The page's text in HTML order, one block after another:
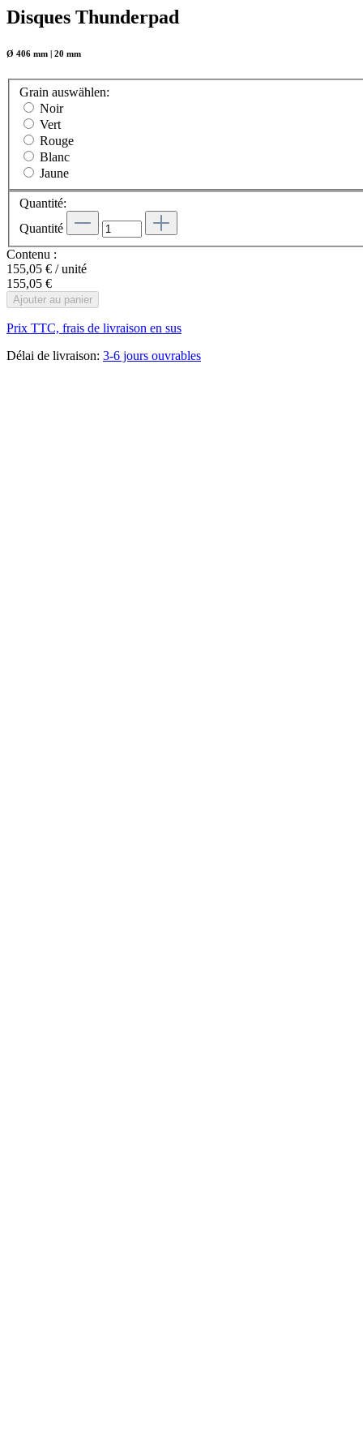
Disques Thunderpad
Ø 406 mm | 20 mm
Grain auswählen:
Noir
Vert
Rouge
Blanc
Jaune
Quantité:
Quantité
Contenu :
155,05 € / unité
155,05 €
Ajouter au panier
Prix TTC, frais de livraison en sus
Délai de livraison: 3-6 jours ouvrables